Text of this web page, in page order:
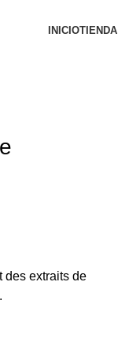
INICIOTIENDA
des extraits de